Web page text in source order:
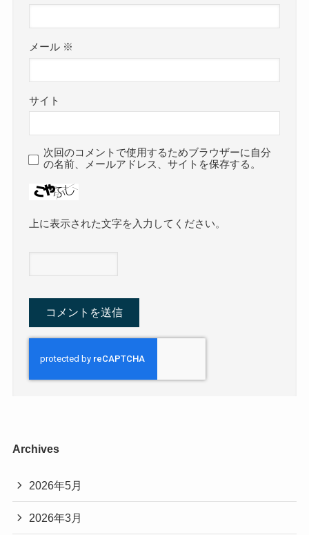
メール ※
サイト
次回のコメントで使用するためブラウザーに自分
の名前、メールアドレス、サイトを保存する。
上に表示された文字を入力してください。
Archives
2026年5月
2026年3月